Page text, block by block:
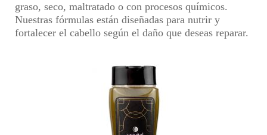
graso, seco, maltratado o con procesos químicos.
Nuestras fórmulas están diseñadas para nutrir y
fortalecer el cabello según el daño que deseas reparar.